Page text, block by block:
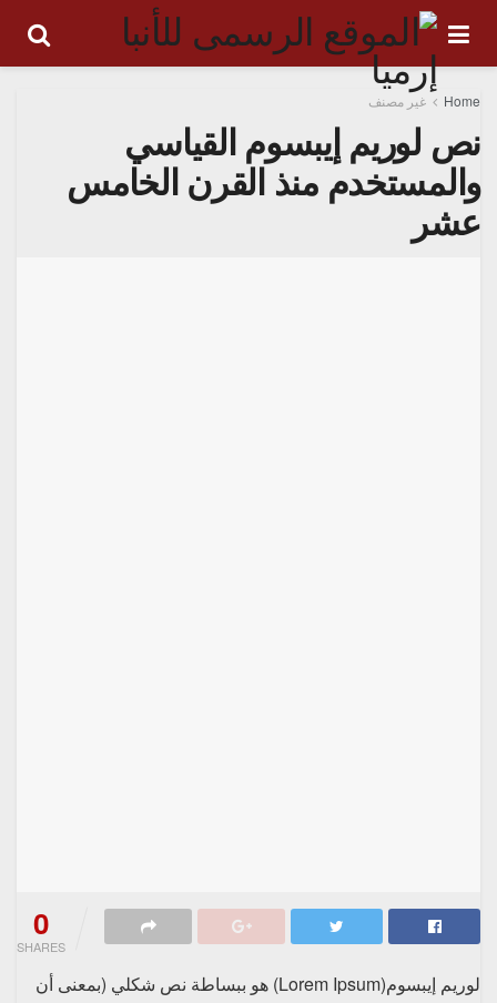
Home غير مصنف
نص لوريم إيبسوم القياسي
والمستخدم منذ القرن الخامس
عشر
0
SHARES
لوريم إيبسوم(Lorem Ipsum) هو ببساطة نص شكلي (بمعنى أن